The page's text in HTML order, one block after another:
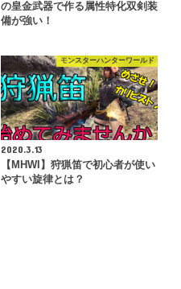
の皇金武器で作る属性特化双剣装
備が強い！
モンスターハンターワールド
2020.3.13
【MHWI】狩猟笛で初心者が使い
やすい旋律とは？